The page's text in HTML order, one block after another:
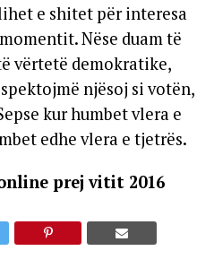
e shitet për interesa
Nëse duam të
vërtetë demokratike,
njësoj si votën,
kur humbet vlera e
edhe vlera e tjetrës.
prej vitit 2016